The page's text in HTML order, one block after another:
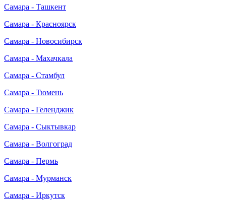
Самара - Ташкент
Самара - Красноярск
Самара - Новосибирск
Самара - Махачкала
Самара - Стамбул
Самара - Тюмень
Самара - Геленджик
Самара - Сыктывкар
Самара - Волгоград
Самара - Пермь
Самара - Мурманск
Самара - Иркутск